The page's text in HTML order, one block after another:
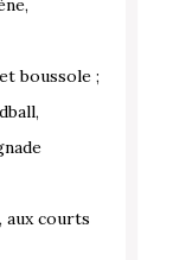
boussole ;
aux courts